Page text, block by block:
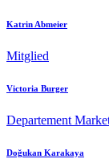
Katrin Abmeier
Mitglied
Victoria Burger
Departement
Doğukan Karakaya